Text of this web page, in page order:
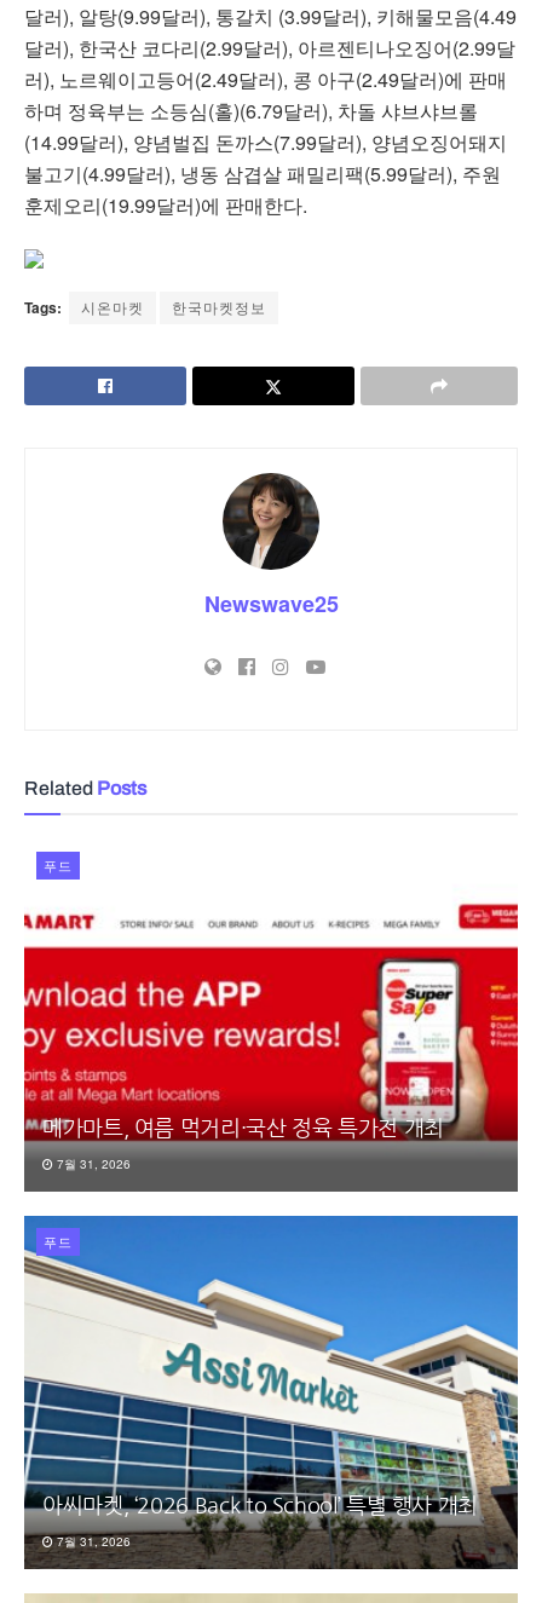
달러), 알탕(9.99달러), 통갈치 (3.99달러), 키해물모음(4.49
달러), 한국산 코다리(2.99달러), 아르젠티나오징어(2.99달
러), 노르웨이고등어(2.49달러), 콩 아구(2.49달러)에 판매
하며 정육부는 소등심(홀)(6.79달러), 차돌 샤브샤브롤
(14.99달러), 양념벌집 돈까스(7.99달러), 양념오징어돼지
불고기(4.99달러), 냉동 삼겹살 패밀리팩(5.99달러), 주원
훈제오리(19.99달러)에 판매한다.
Tags: 시온마켓 한국마켓정보
Newswave25
Related Posts
푸드
메가마트, 여름 먹거리·국산 정육 특가전 개최
7월 31, 2026
푸드
아씨마켓, ‘2026 Back to School’ 특별 행사 개최
7월 31, 2026